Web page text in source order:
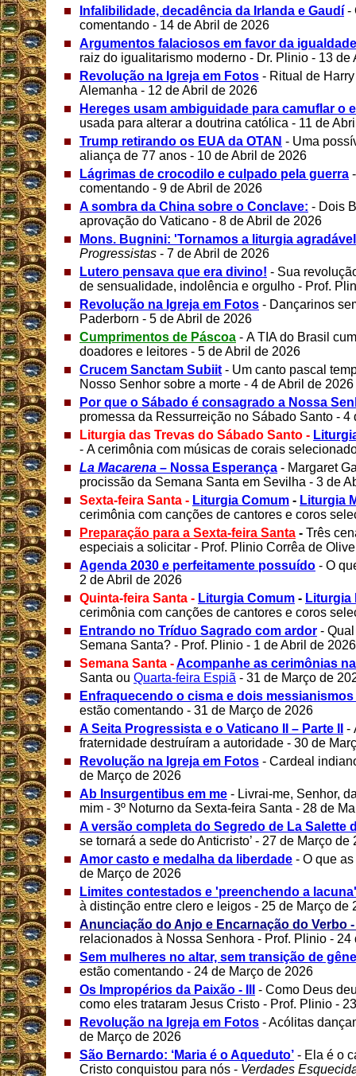
Infalibilidade, decadência da Irlanda e Gaudí -
comentando - 14 de Abril de 2026
Argumentos falaciosos em favor da igualdade
raiz do igualitarismo moderno - Dr. Plinio - 13 de
Revolução na Igreja em Fotos - Ritual de
Alemanha - 12 de Abril de 2026
Hereges usam ambiguidade para camuflar o
usada para alterar a doutrina católica - 11 de
Trump retirando os EUA da OTAN - Uma
aliança de 77 anos - 10 de Abril de 2026
Lágrimas de crocodilo e culpado pela guerra
comentando - 9 de Abril de 2026
A sombra da China sobre o Conclave: - Dois
aprovação do Vaticano - 8 de Abril de 2026
Mons. Bugnini: 'Tornamos a liturgia
Progressistas - 7 de Abril de 2026
Lutero pensava que era divino! - Sua
de sensualidade, indolência e orgulho - Prof.
Revolução na Igreja em Fotos - Dançarinos
Paderborn - 5 de Abril de 2026
Cumprimentos de Páscoa - A TIA do Brasil
doadores e leitores - 5 de Abril de 2026
Crucem Sanctam Subiit - Um canto pascal
Nosso Senhor sobre a morte - 4 de Abril de 2026
Por que o Sábado é consagrado a Nossa
promessa da Ressurreição no Sábado Santo - 4
Liturgia das Trevas do Sábado Santo -
- A cerimônia com músicas de corais
La Macarena – Nossa Esperança - Margaret
procissão da Semana Santa em Sevilha - 3 de
Sexta-feira Santa - Liturgia Comum - Liturgia
cerimônia com canções de cantores e coros
Preparação para a Sexta-feira Santa - Três
especiais a solicitar - Prof. Plinio Corrêa de
Agenda 2030 e perfeitamente possuído - O
2 de Abril de 2026
Quinta-feira Santa - Liturgia Comum - Liturgia
cerimônia com canções de cantores e coros
Entrando no Tríduo Sagrado com ardor -
Semana Santa? - Prof. Plinio - 1 de Abril de 2026
Semana Santa -Acompanhe as cerimônias
Santa ou Quarta-feira Espiã - 31 de Março de
Enfraquecendo o cisma e dois
estão comentando - 31 de Março de 2026
A Seita Progressista e o Vaticano II – Parte II
-
fraternidade destruíram a autoridade - 30 de
Revolução na Igreja em Fotos - Cardeal
de Março de 2026
Ab Insurgentibus em me - Livrai-me, Senhor,
mim - 3º Noturno da Sexta-feira Santa - 28 de
A versão completa do Segredo de La Salette
se tornará a sede do Anticristo’ - 27 de Março de
Amor casto e medalha da liberdade - O que
de Março de 2026
Limites contestados e 'preenchendo a lacuna'
à distinção entre clero e leigos - 25 de Março de
Anunciação do Anjo e Encarnação do Verbo
relacionados à Nossa Senhora - Prof. Plinio - 24
Sem mulheres no altar, sem transição de
estão comentando - 24 de Março de 2026
Os Impropérios da Paixão - III
- Como Deus
como eles trataram Jesus Cristo - Prof. Plinio -
Revolução na Igreja em Fotos - Acólitas
de Março de 2026
São Bernardo: ‘Maria é o Aqueduto’ - Ela é o
Cristo conquistou para nós - Verdades